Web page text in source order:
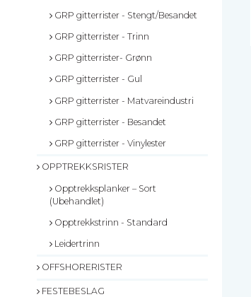
GRP gitterrister - Stengt/Besandet
GRP gitterrister - Trinn
GRP gitterrister- Grønn
GRP gitterrister - Gul
GRP gitterrister - Matvareindustri
GRP gitterrister - Besandet
GRP gitterrister - Vinylester
OPPTREKKSRISTER
Opptrekksplanker – Sort
(Ubehandlet)
Opptrekkstrinn - Standard
Leidertrinn
OFFSHORERISTER
FESTEBESLAG